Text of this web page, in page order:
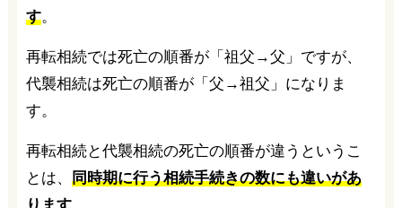
す。
再転相続では死亡の順番が「祖父→父」ですが、
代襲相続は死亡の順番が「父→祖父」になりま
す。
再転相続と代襲相続の死亡の順番が違うというこ
とは、 同時期に行う相続手続きの数にも違いがあ